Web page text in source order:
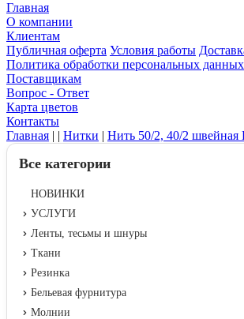
Главная
О компании
Клиентам
Публичная оферта Условия работы
Политика обработки персональных данных
Поставщикам
Вопрос - Ответ
Карта цветов
Контакты
Главная | | Нитки | Нить 50/2, 40/2 швейная
Все категории
НОВИНКИ
УСЛУГИ
Ленты, тесьмы и шнуры
Ткани
Резинка
Бельевая фурнитура
Молнии